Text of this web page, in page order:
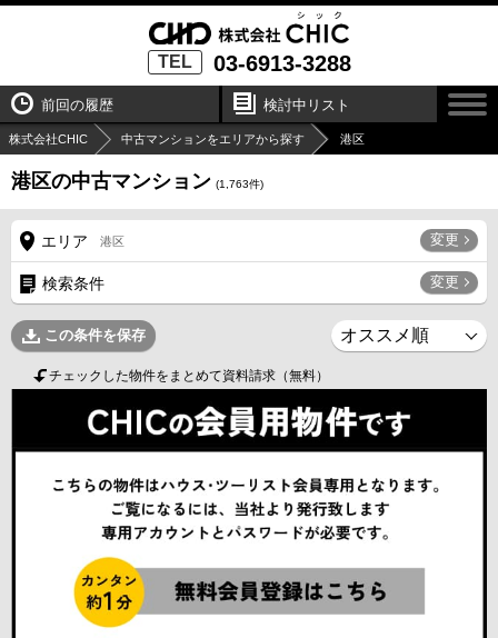
TEL 03-6913-3288
前回の履歴 検討中リスト
株式会社CHIC 中古マンションをエリアから探す 港区
港区の中古マンション (1,763件)
エリア 港区 変更
検索条件 変更
この条件を保存
チェックした物件をまとめて資料請求（無料）